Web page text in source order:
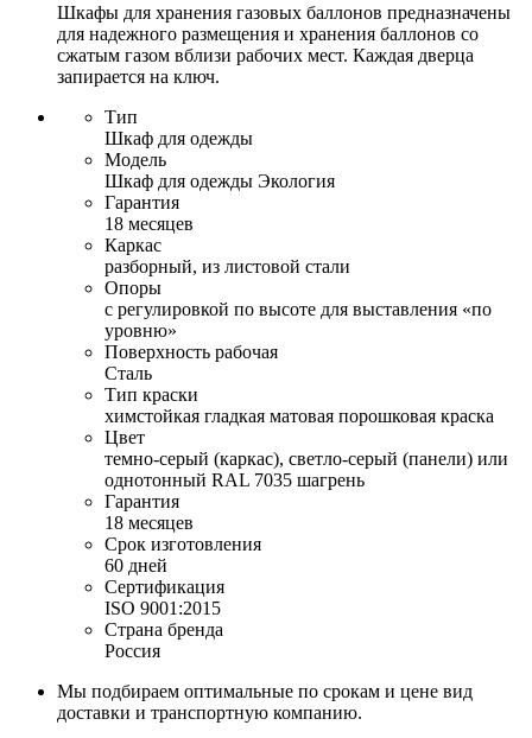
Шкафы для хранения газовых баллонов предназначены
для надежного размещения и хранения баллонов со
сжатым газом вблизи рабочих мест. Каждая дверца
запирается на ключ.
Тип
Шкаф для одежды
Модель
Шкаф для одежды Экология
Гарантия
18 месяцев
Каркас
разборный, из листовой стали
Опоры
с регулировкой по высоте для выставления «по
уровню»
Поверхность рабочая
Сталь
Тип краски
химстойкая гладкая матовая порошковая краска
Цвет
темно-серый (каркас), светло-серый (панели) или
однотонный RAL 7035 шагрень
Гарантия
18 месяцев
Срок изготовления
60 дней
Сертификация
ISO 9001:2015
Страна бренда
Россия
Мы подбираем оптимальные по срокам и цене вид
доставки и транспортную компанию.